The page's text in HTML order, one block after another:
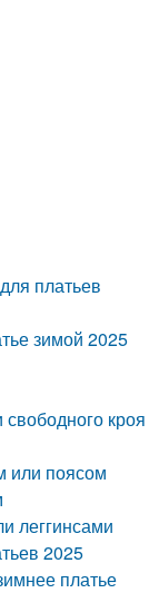
платьев
зимой 2025
кроя
или поясом
леггинсами
2025
платье